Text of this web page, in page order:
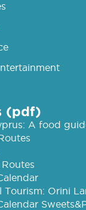
(pdf)
A food
Tourism: Orini